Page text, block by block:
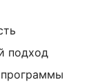
подход